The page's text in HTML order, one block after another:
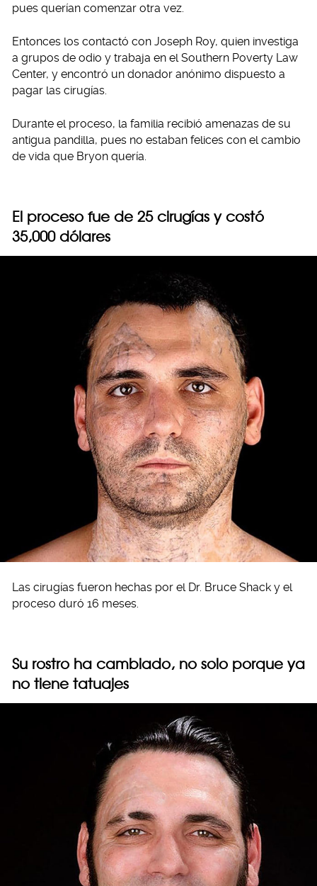
pues querían comenzar otra vez.
Entonces los contactó con Joseph Roy, quien investiga
a grupos de odio y trabaja en el Southern Poverty Law
Center, y encontró un donador anónimo dispuesto a
pagar las cirugías.
Durante el proceso, la familia recibió amenazas de su
antigua pandilla, pues no estaban felices con el cambio
de vida que Bryon quería.
El proceso fue de 25 cirugías y costó
35,000 dólares
Las cirugías fueron hechas por el Dr. Bruce Shack y el
proceso duró 16 meses.
Su rostro ha cambiado, no solo porque ya
no tiene tatuajes